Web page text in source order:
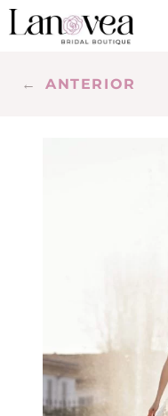
Saltar
al
← ANTERIOR